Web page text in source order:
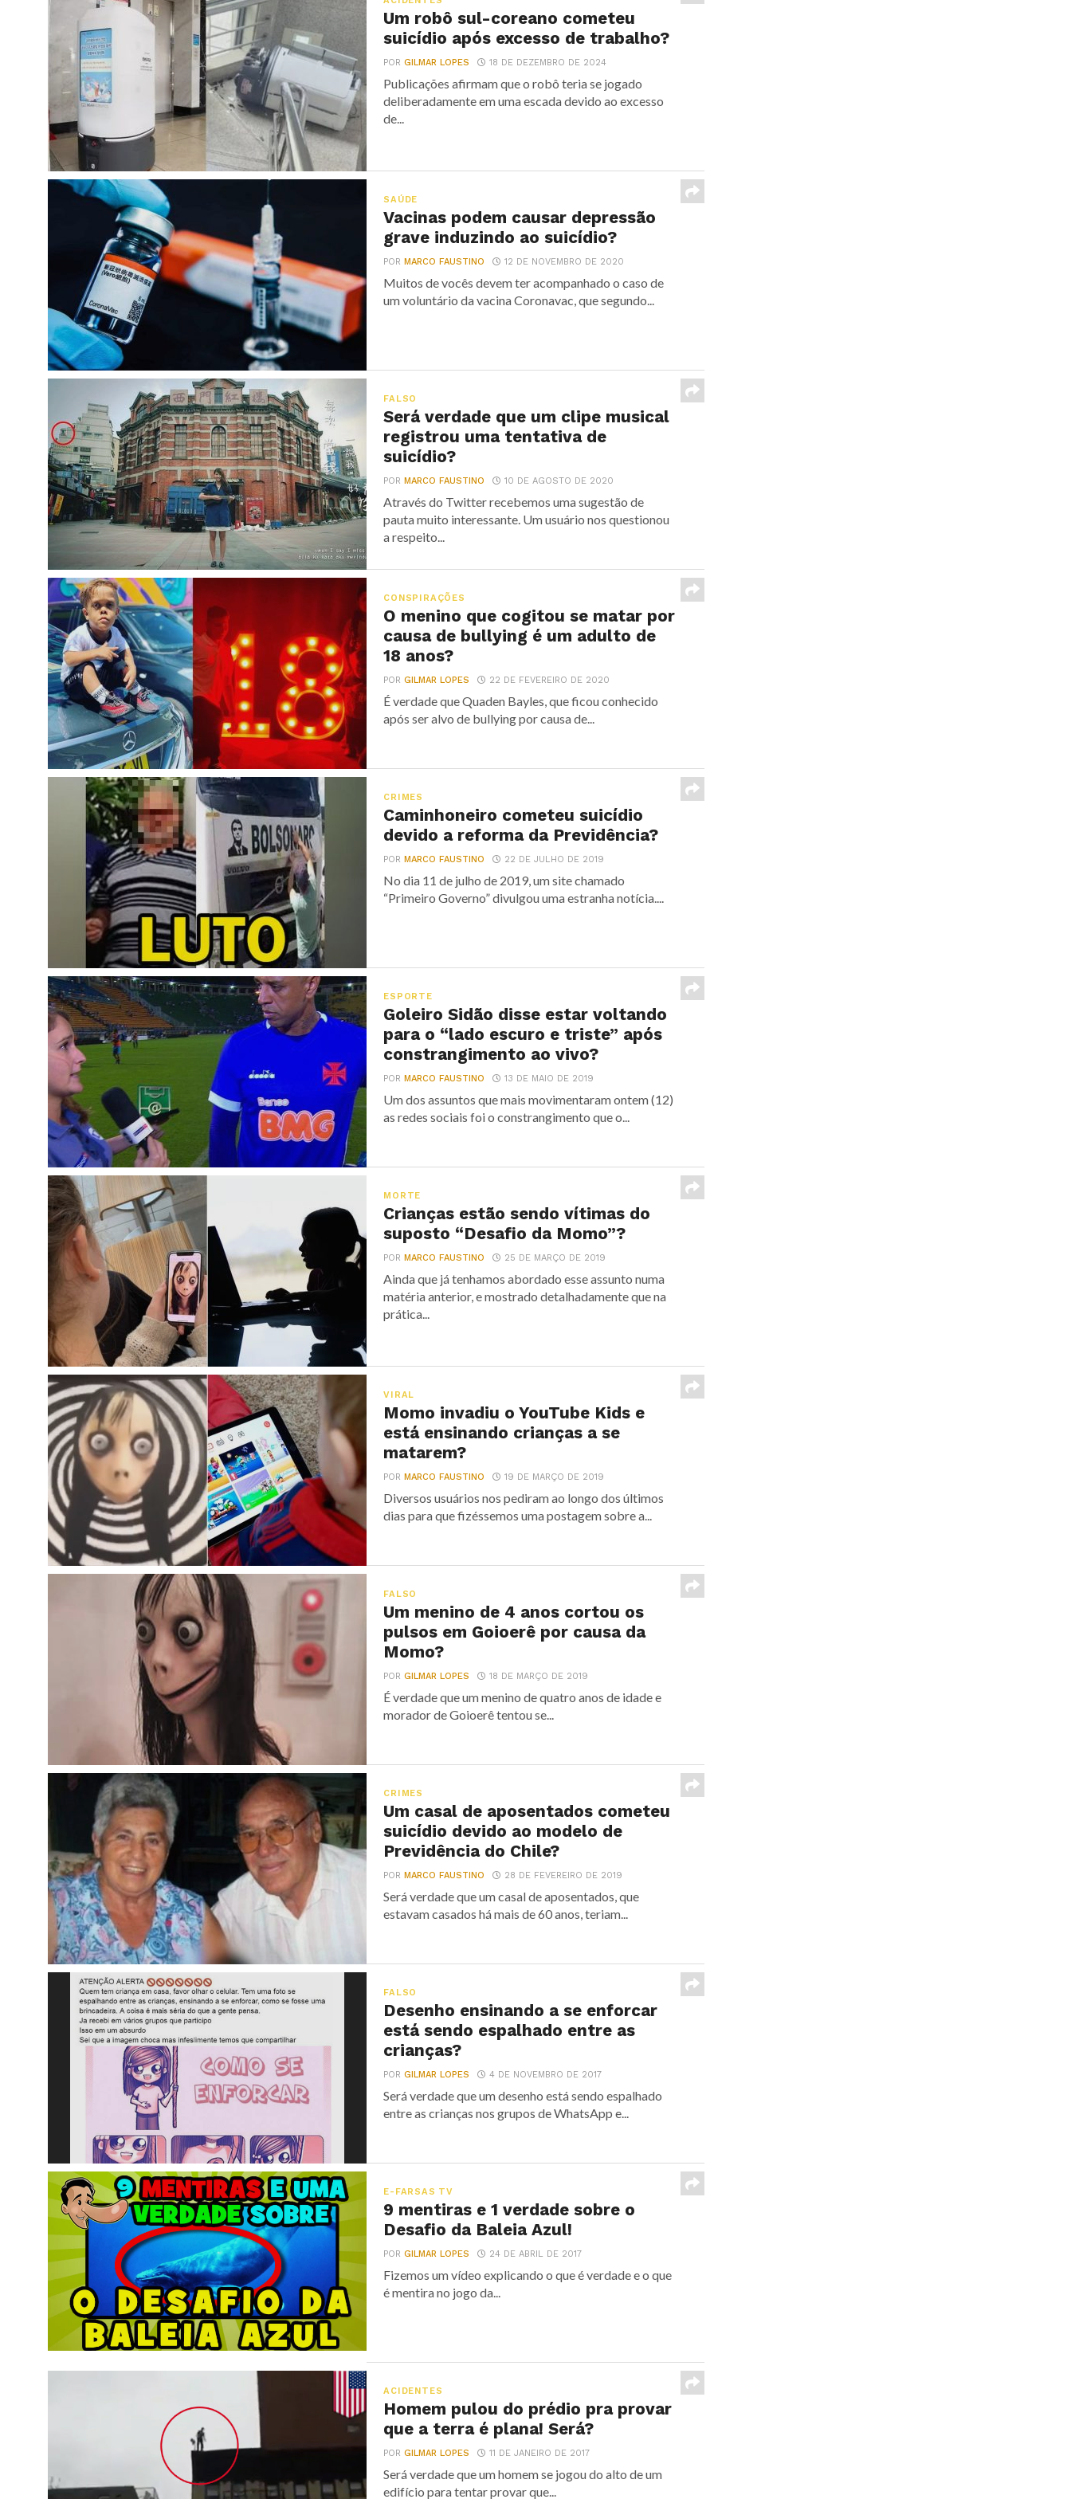
Um robô sul-coreano cometeu
suicídio após excesso de trabalho?
PORGILMAR LOPES 18 DE DEZEMBRO DE 2024
Publicações afirmam que o robô teria se jogado
deliberadamente em uma escada devido ao excesso
de...
SAÚDE
Vacinas podem causar depressão
grave induzindo ao suicídio?
PORMARCO FAUSTINO 12 DE NOVEMBRO DE 2020
Muitos de vocês devem ter acompanhado o caso de
um voluntário da vacina Coronavac, que segundo...
FALSO
Será verdade que um clipe musical
registrou uma tentativa de
suicídio?
PORMARCO FAUSTINO 10 DE AGOSTO DE 2020
Através do Twitter recebemos uma sugestão de
pauta muito interessante. Um usuário nos questionou
a respeito...
CONSPIRAÇÕES
O menino que cogitou se matar por
causa de bullying é um adulto de
18 anos?
PORGILMAR LOPES 22 DE FEVEREIRO DE 2020
É verdade que Quaden Bayles, que ficou conhecido
após ser alvo de bullying por causa de...
CRIMES
Caminhoneiro cometeu suicídio
devido a reforma da Previdência?
PORMARCO FAUSTINO 22 DE JULHO DE 2019
No dia 11 de julho de 2019, um site chamado
“Primeiro Governo” divulgou uma estranha notícia....
ESPORTE
Goleiro Sidão disse estar voltando
para o “lado escuro e triste” após
constrangimento ao vivo?
PORMARCO FAUSTINO 13 DE MAIO DE 2019
Um dos assuntos que mais movimentaram ontem (12)
as redes sociais foi o constrangimento que o...
MORTE
Crianças estão sendo vítimas do
suposto “Desafio da Momo”?
PORMARCO FAUSTINO 25 DE MARÇO DE 2019
Ainda que já tenhamos abordado esse assunto numa
matéria anterior, e mostrado detalhadamente que na
prática...
VIRAL
Momo invadiu o YouTube Kids e
está ensinando crianças a se
matarem?
PORMARCO FAUSTINO 19 DE MARÇO DE 2019
Diversos usuários nos pediram ao longo dos últimos
dias para que fizéssemos uma postagem sobre a...
FALSO
Um menino de 4 anos cortou os
pulsos em Goioerê por causa da
Momo?
PORGILMAR LOPES 18 DE MARÇO DE 2019
É verdade que um menino de quatro anos de idade e
morador de Goioerê tentou se...
CRIMES
Um casal de aposentados cometeu
suicídio devido ao modelo de
Previdência do Chile?
PORMARCO FAUSTINO 28 DE FEVEREIRO DE 2019
Será verdade que um casal de aposentados, que
estavam casados há mais de 60 anos, teriam...
FALSO
Desenho ensinando a se enforcar
está sendo espalhado entre as
crianças?
PORGILMAR LOPES 4 DE NOVEMBRO DE 2017
Será verdade que um desenho está sendo espalhado
entre as crianças nos grupos de WhatsApp e...
E-FARSAS TV
9 mentiras e 1 verdade sobre o
Desafio da Baleia Azul!
PORGILMAR LOPES 24 DE ABRIL DE 2017
Fizemos um vídeo explicando o que é verdade e o que
é mentira no jogo da...
ACIDENTES
Homem pulou do prédio pra provar
que a terra é plana! Será?
PORGILMAR LOPES 11 DE JANEIRO DE 2017
Será verdade que um homem se jogou do alto de um
edifício para tentar provar que...